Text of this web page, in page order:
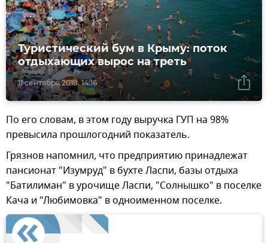
11 сентября 2018, 14:16
Туристический бум в Крыму: поток
отдыхающих вырос на треть
По его словам, в этом году выручка ГУП на 98%
превысила прошлогодний показатель.
Грязнов напомнил, что предприятию принадлежат
пансионат "Изумруд" в бухте Ласпи, базы отдыха
"Батилиман" в урочище Ласпи, "Солнышко" в поселке
Кача и "Любимовка" в одноименном поселке.